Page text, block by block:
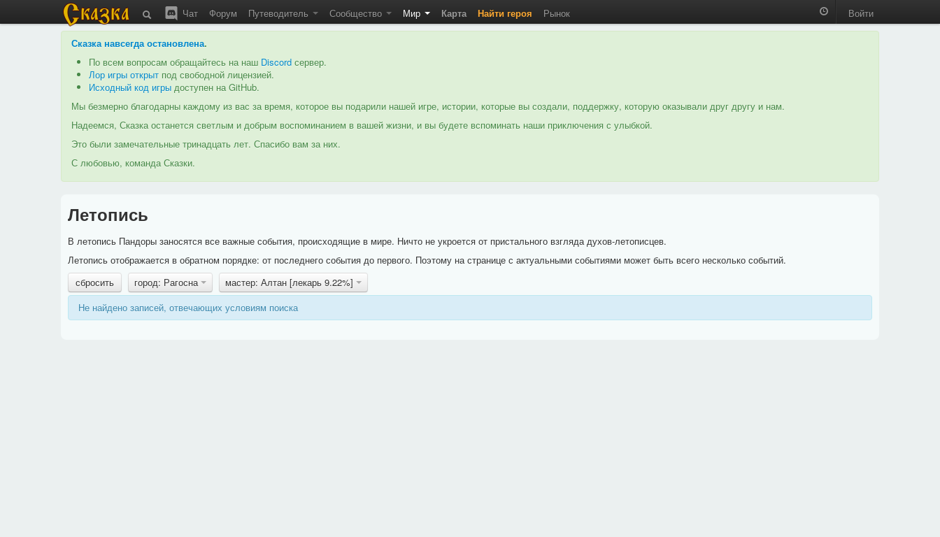
Чат Форум Путеводитель Сообщество Мир Карта Найти героя Рынок Войти
Сказка навсегда остановлена.
По всем вопросам обращайтесь на наш Discord сервер.
Лор игры открыт под свободной лицензией.
Исходный код игры доступен на GitHub.
Мы безмерно благодарны каждому из вас за время, которое вы подарили нашей игре, истории, которые вы создали, поддержку, которую оказывали друг другу и нам.
Надеемся, Сказка останется светлым и добрым воспоминанием в вашей жизни, и вы будете вспоминать наши приключения с улыбкой.
Это были замечательные тринадцать лет. Спасибо вам за них.
С любовью, команда Сказки.
Летопись
В летопись Пандоры заносятся все важные события, происходящие в мире. Ничто не укроется от пристального взгляда духов-летописцев.
Летопись отображается в обратном порядке: от последнего события до первого. Поэтому на странице с актуальными событиями может быть всего несколько событий.
сбросить
город: Рагосна
мастер: Алтан [лекарь 9.22%]
Не найдено записей, отвечающих условиям поиска